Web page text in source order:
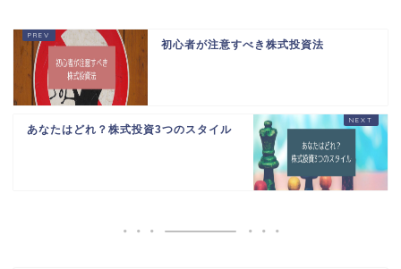
初心者が注意すべき株式投資法
あなたはどれ？株式投資3つのスタイル